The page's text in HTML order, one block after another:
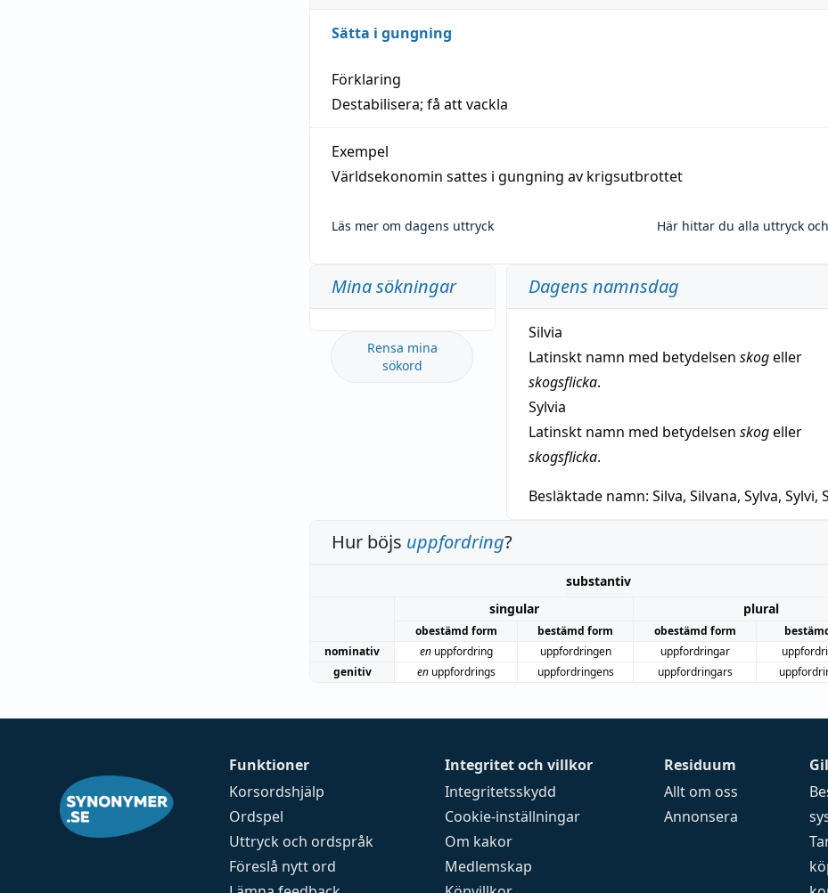
Sätta i gungning
Förklaring
Destabilisera; få att vackla
Exempel
Världsekonomin sattes i gungning av krigsutbrottet
Läs mer om dagens uttryck Här hittar du alla uttryck
Mina sökningar
Rensa mina
sökord
Dagens namnsdag
Silvia
Latinskt namn med betydelsen skogeller
skogsflicka.
Sylvia
Latinskt namn med betydelsen skogeller
skogsflicka.
Besläktade namn: Silva, Silvana, Sylva, Sylvi,
Hur böjs uppfordring?
substantiv
singular
plural
obestämd form bestämd form obestämd form
nominativ
enuppfordring uppfordringen uppfordringar
genitiv
enuppfordrings uppfordringens uppfordringars
Funktioner
Korsordshjälp
Ordspel
Uttryck och ordspråk
Föreslå nytt ord
Integritet och villkor
Integritetsskydd
Cookie-inställningar
Om kakor
Medlemskap
Residuum
Allt om oss
Annonsera